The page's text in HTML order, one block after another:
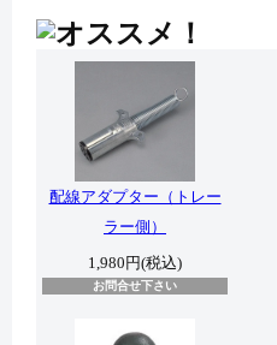
配線アダプター（トレー
ラー側）
1,980円(税込)
お問合せ下さい